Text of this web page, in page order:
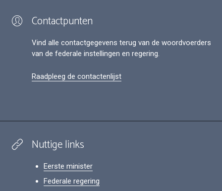
Contactpunten
Vind alle contactgegevens terug van de woordvoerders
van de federale instellingen en regering.
Raadpleeg de contactenlijst
Nuttige links
Eerste minister
Federale regering